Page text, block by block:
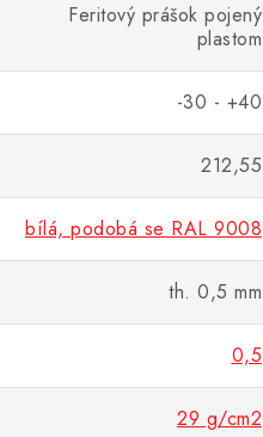
Feritový prášok pojený
plastom
-30 - +40
212,55
bílá, podobá se RAL 9008
th. 0,5 mm
0,5
29 g/cm2